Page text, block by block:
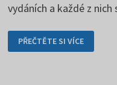
vydáních a každé z
COMMANDOS
–
HERNÍ
PŘEČTĚTE SI VÍCE